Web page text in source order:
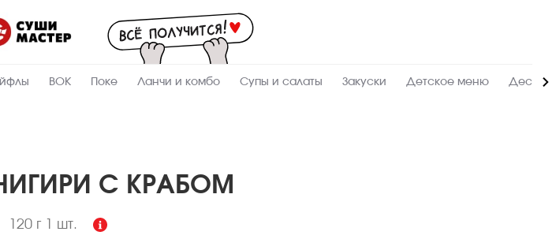
ВОК Поке Ланчи и комбо Супы и салаты Закуски Детское меню
С КРАБОМ
120 г1 шт.
Вес, г
Ккал